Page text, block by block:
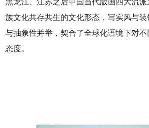
黑龙江、江苏之后中国当代版画四大流
族文化共存共生的文化形态，写实风与
与抽象性并举，契合了全球化语境下对
态度。